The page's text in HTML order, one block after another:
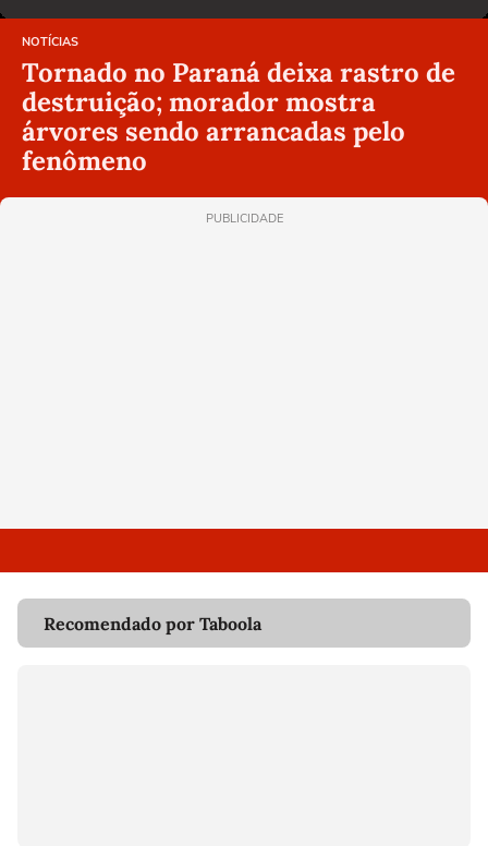
NOTÍCIAS
Tornado no Paraná deixa rastro de
destruição; morador mostra
árvores sendo arrancadas pelo
fenômeno
PUBLICIDADE
Recomendado por Taboola